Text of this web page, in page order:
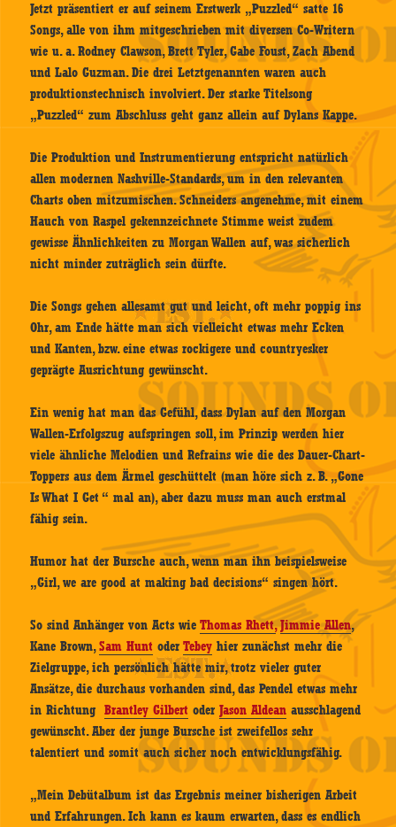
Jetzt präsentiert er auf seinem Erstwerk „Puzzled“ satte 16
Songs, alle von ihm mitgeschrieben mit diversen Co-Writern
wie u. a. Rodney Clawson, Brett Tyler, Gabe Foust, Zach Abend
und Lalo Guzman. Die drei Letztgenannten waren auch
produktionstechnisch involviert. Der starke Titelsong
„Puzzled“ zum Abschluss geht ganz allein auf Dylans Kappe.
Die Produktion und Instrumentierung entspricht natürlich
allen modernen Nashville-Standards, um in den relevanten
Charts oben mitzumischen. Schneiders angenehme, mit einem
Hauch von Raspel gekennzeichnete Stimme weist zudem
gewisse Ähnlichkeiten zu Morgan Wallen auf, was sicherlich
nicht minder zuträglich sein dürfte.
Die Songs gehen allesamt gut und leicht, oft mehr poppig ins
Ohr, am Ende hätte man sich vielleicht etwas mehr Ecken
und Kanten, bzw. eine etwas rockigere und countryesker
geprägte Ausrichtung gewünscht.
Ein wenig hat man das Gefühl, dass Dylan auf den Morgan
Wallen-Erfolgszug aufspringen soll, im Prinzip werden hier
viele ähnliche Melodien und Refrains wie die des Dauer-Chart-
Toppers aus dem Ärmel geschüttelt (man höre sich z. B. „Gone
Is What I Get “ mal an), aber dazu muss man auch erstmal
fähig sein.
Humor hat der Bursche auch, wenn man ihn beispielsweise
„Girl, we are good at making bad decisions“ singen hört.
So sind Anhänger von Acts wieThomas Rhett, Jimmie Allen,
Kane Brown,Sam Hunt oderTebey hier zunächst mehr die
Zielgruppe, ich persönlich hätte mir, trotz vieler guter
Ansätze, die durchaus vorhanden sind, das Pendel etwas mehr
in RichtungBrantley Gilbert oderJason Aldean ausschlagend
gewünscht. Aber der junge Bursche ist zweifellos sehr
talentiert und somit auch sicher noch entwicklungsfähig.
„Mein Debütalbum ist das Ergebnis meiner bisherigen Arbeit
und Erfahrungen. Ich kann es kaum erwarten, dass es endlich